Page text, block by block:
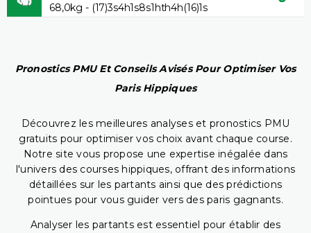
68,0kg - (17)3s4h1s8s1hth4h(16)1s
Pronostics PMU Et Conseils Avisés Pour Optimiser Vos
Paris Hippiques
Découvrez les meilleures analyses et pronostics PMU
gratuits pour optimiser vos choix avant chaque course.
Notre site vous propose une expertise inégalée dans
l'univers des courses hippiques, offrant des informations
détaillées sur les partants ainsi que des prédictions
pointues pour vous guider vers des paris gagnants.
Analyser les partants est essentiel pour établir des